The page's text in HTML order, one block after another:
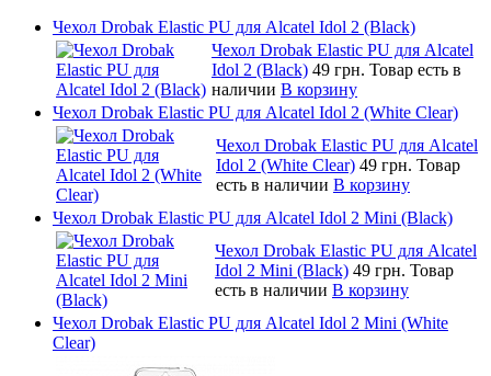
Чехол Drobak Elastic PU для Alcatel Idol 2 (Black)
Чехол Drobak Elastic PU для Alcatel
Idol 2 (Black) 49 грн. Товар есть в
наличии В корзину
Чехол Drobak Elastic PU для Alcatel Idol 2 (White Clear)
Чехол Drobak Elastic PU для Alcatel
Idol 2 (White Clear) 49 грн. Товар
есть в наличии В корзину
Чехол Drobak Elastic PU для Alcatel Idol 2 Mini (Black)
Чехол Drobak Elastic PU для Alcatel
Idol 2 Mini (Black) 49 грн. Товар
есть в наличии В корзину
Чехол Drobak Elastic PU для Alcatel Idol 2 Mini (White
Clear)